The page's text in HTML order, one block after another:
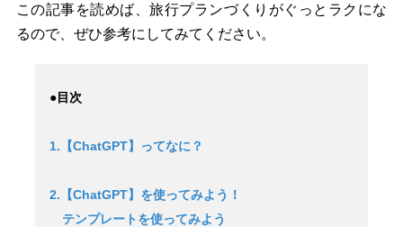
この記事を読めば、旅行プランづくりがぐっとラクにな
るので、ぜひ参考にしてみてください。
●目次
1.【ChatGPT】ってなに？
2.【ChatGPT】を使ってみよう！
テンプレートを使ってみよう